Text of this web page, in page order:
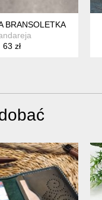
BRANSOLETKA
63 zł